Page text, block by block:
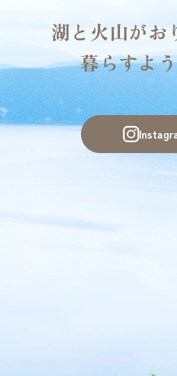
湖と火山がお
暮らすよ